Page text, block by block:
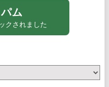
ム
クされました